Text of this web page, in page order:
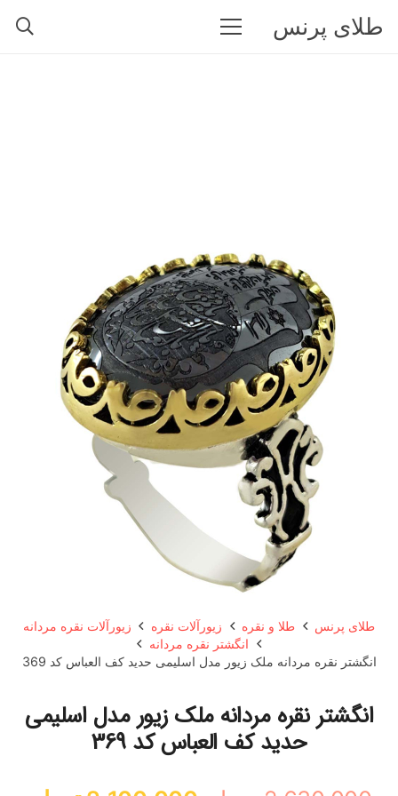
طلای پرنس
طلای پرنس طلا و نقره زیورآلات نقره
زیورآلات نقره مردانه
انگشتر نقره مردانه
انگشتر نقره مردانه ملک زیور مدل اسلیمی حدید کف العباس کد 369
انگشتر نقره مردانه ملک زیور مدل اسلیمی
حدید کف العباس کد 369